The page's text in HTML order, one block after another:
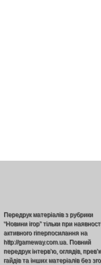
Передрук матеріалів з рубрики
“Новини ігор” тільки при
активного гіперпосилання на
http://gameway.com.ua. Повний
передрук інтерв’ю, оглядів,
гайдів та інших матеріалів без